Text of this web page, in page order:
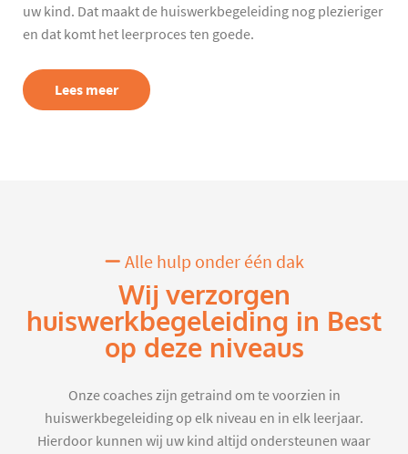
uw kind. Dat maakt de huiswerkbegeleiding nog plezieriger
en dat komt het leerproces ten goede.
Lees meer
Alle hulp onder één dak
Wij verzorgen
huiswerkbegeleiding in Best
op deze niveaus
Onze coaches zijn getraind om te voorzien in
huiswerkbegeleiding op elk niveau en in elk leerjaar.
Hierdoor kunnen wij uw kind altijd ondersteunen waar